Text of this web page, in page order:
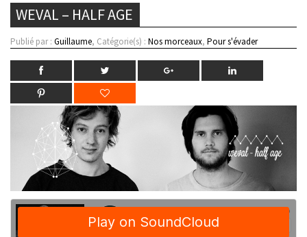
WEVAL – HALF AGE
Publié par : Guillaume, Catégorie(s) : Nos morceaux, Pour s'évader